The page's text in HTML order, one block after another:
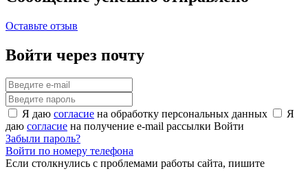
Оставьте отзыв
Войти через почту
Я даю согласие на обработку персональных данных
Я
даю согласие на получение e-mail рассылки Войти
Забыли пароль?
Войти по номеру телефона
Если столкнулись с проблемами работы сайта, пишите